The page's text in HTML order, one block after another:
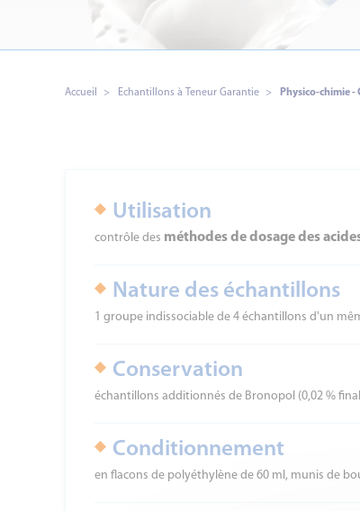
Accueil Echantillons à Teneur Garantie Physico-chimie -
Utilisation
contrôle des méthodes de dosage des
Nature des échantillons
1 groupe indissociable de 4 échantillons d'un
Conservation
échantillons additionnés de Bronopol (0,02 %
Conditionnement
en flacons de polyéthylène de 60 ml, munis de